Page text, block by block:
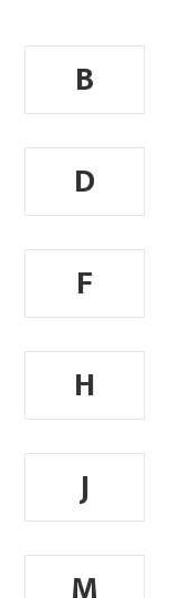
B
D
F
H
J